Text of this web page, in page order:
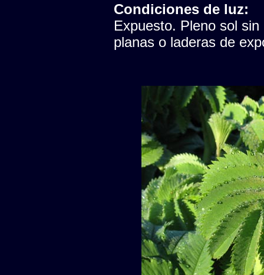
Condiciones de luz:
Expuesto. Pleno sol
planas o laderas de